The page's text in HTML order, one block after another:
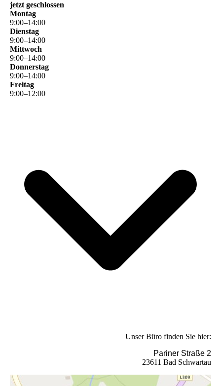
jetzt geschlossen
Montag
9:00–14:00
Dienstag
9:00–14:00
Mittwoch
9:00–14:00
Donnerstag
9:00–14:00
Freitag
9:00–12:00
Unser Büro finden Sie hier:
Pariner Straße 2
23611 Bad Schwartau